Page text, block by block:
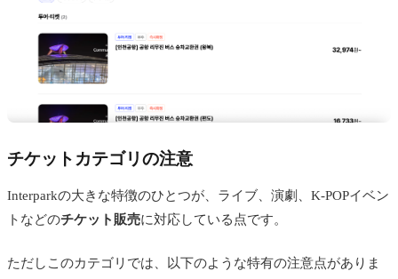
チケットカテゴリの注意
Interparkの大きな特徴のひとつが、ライブ、演劇、K-POPイベン
トなどのチケット販売に対応している点です。
ただしこのカテゴリでは、以下のような特有の注意点がありま